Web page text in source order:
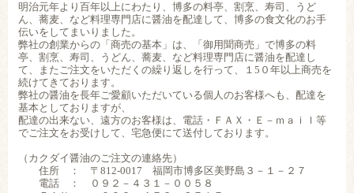
明治元年より百年以上にわたり、博多の料亭、割烹、寿司、うど
ん、蕎麦、など料理専門店に醤油を配達して、博多の食文化のお手
伝いをしてまいりました。
弊社の創業からの「商売の基本」は、「御用聞商売」で博多の料
亭、割烹、寿司、うどん、蕎麦、など料理専門店に醤油を配達し
て、またご注文をいただくの繰り返しを行って、１5０年以上商売を
続けてきております。
弊社の醤油を長年ご愛顧いただいている個人のお客様へも、配達を
基本としておりますが、
配達の出来ない、遠方のお客様は、電話・ＦＡＸ・Ｅ－ｍａｉｌ等
でご注文をお受けして、宅急便にて送付しております。
（カクダイ醤油のご注文の連絡先）
住所 ： 〒812-0017 福岡市博多区美野島３－１－２７
電話 ： ０９２－４３１－００５８